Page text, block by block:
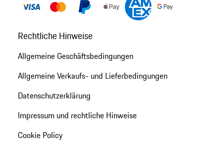
Rechtliche Hinweise
Allgemeine Geschäftsbedingungen
Allgemeine Verkaufs- und Lieferbedingungen
Datenschutzerklärung
Impressum und rechtliche Hinweise
Cookie Policy